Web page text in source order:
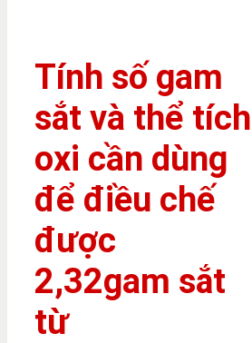
Tính số gam
sắt và thể tích
oxi cần dùng
để điều chế
được
2,32gam sắt
từ